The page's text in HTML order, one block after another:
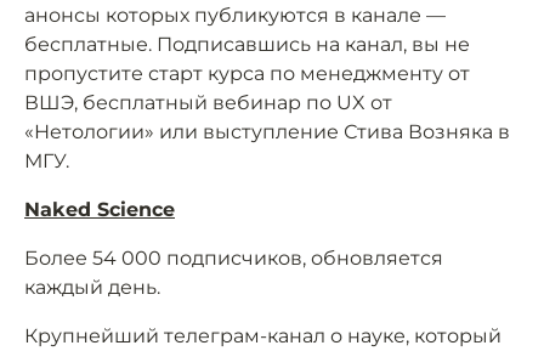
анонсы которых публикуются в канале —
бесплатные. Подписавшись на канал, вы не
пропустите старт курса по менеджменту от
ВШЭ, бесплатный вебинар по UX от
«Нетологии» или выступление Стива Возняка в
МГУ.
Naked Science
Более 54 000 подписчиков, обновляется
каждый день.
Крупнейший телеграм-канал о науке, который